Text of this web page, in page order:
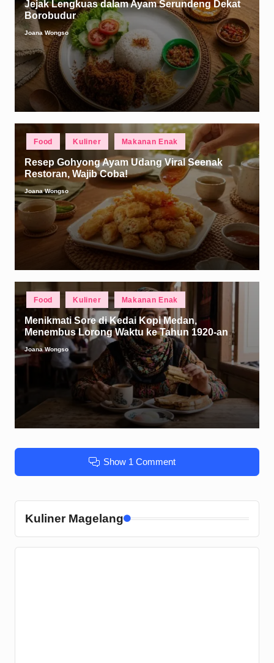
Jejak Lengkuas dalam Ayam Serundeng Dekat
Borobudur
Posted
by
Joana Wongso
Food Kuliner Makanan Enak
Resep Gohyong Ayam Udang Viral Seenak
Restoran, Wajib Coba!
Posted
by
Joana Wongso
Posted
Food Kuliner Makanan Enak
Menikmati Sore di Kedai Kopi Medan,
Menembus Lorong Waktu ke Tahun 1920-an
Posted
Joana Wongso
Show 1 Comment
Kuliner Magelang